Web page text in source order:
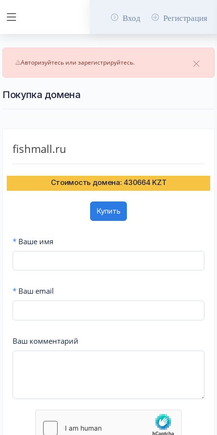
Вход Регистрация
Авторизуйтесь или зарегистрируйтесь.
Покупка домена
fishmall.ru
Стоимость домена: 430664 KZT
Купить
* Ваше имя
* Ваш email
Ваш комментарий